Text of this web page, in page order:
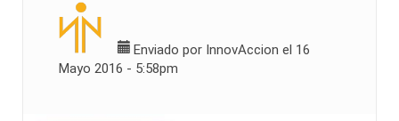
Enviado por InnovAccion el 16
Mayo 2016 - 5:58pm